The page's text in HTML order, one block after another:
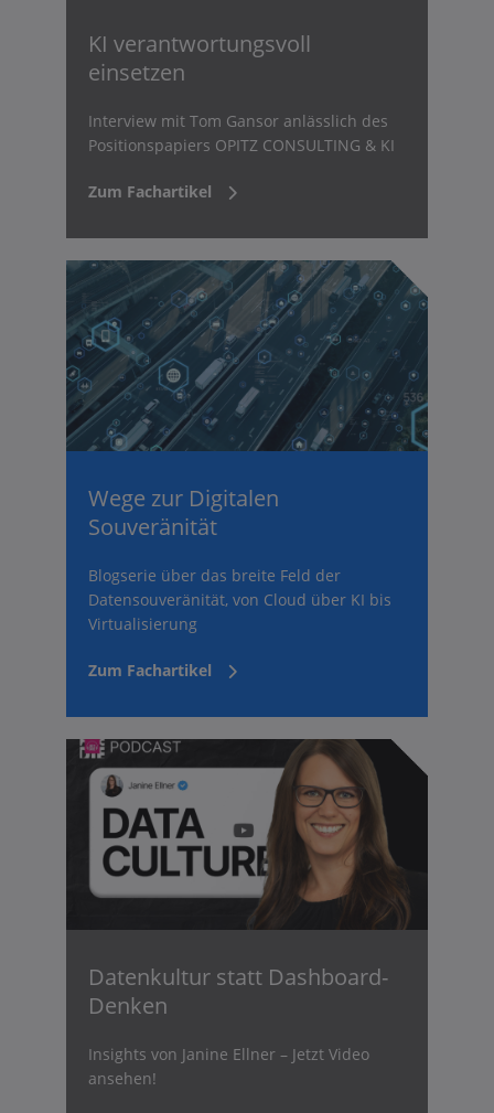
KI verantwortungsvoll
einsetzen
Interview mit Tom Gansor anlässlich des
Positionspapiers OPITZ CONSULTING & KI
Zum Fachartikel
Wege zur Digitalen
Souveränität
Blogserie über das breite Feld der
Datensouveränität, von Cloud über KI bis
Virtualisierung
Zum Fachartikel
Datenkultur statt Dashboard-
Denken
Insights von Janine Ellner – Jetzt Video
ansehen!